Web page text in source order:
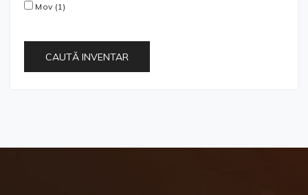
Mov (1)
CAUTĂ INVENTAR